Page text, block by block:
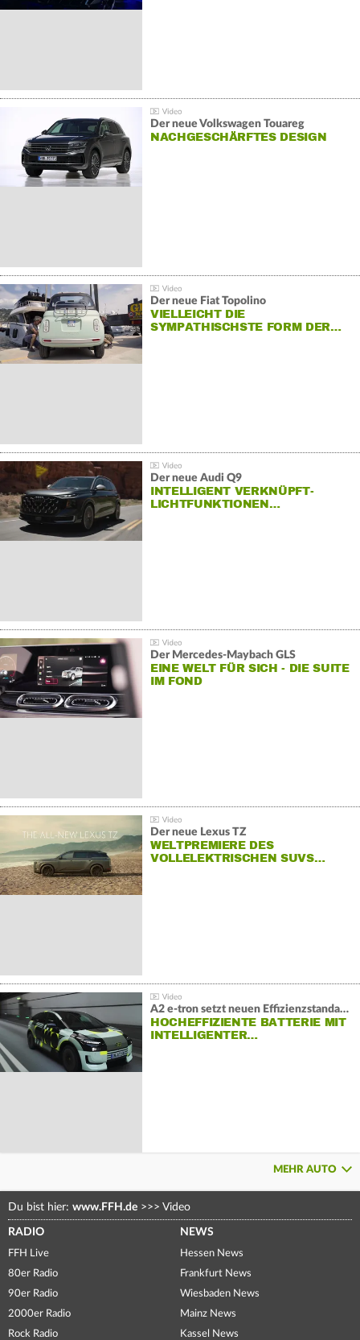
Der neue Volkswagen Touareg
NACHGESCHÄRFTES DESIGN
Der neue Fiat Topolino
VIELLEICHT DIE
SYMPATHISCHSTE FORM DER…
Der neue Audi Q9
INTELLIGENT VERKNÜPFT-
LICHTFUNKTIONEN…
Der Mercedes‑Maybach GLS
EINE WELT FÜR SICH - DIE SUITE
IM FOND
Der neue Lexus TZ
WELTPREMIERE DES
VOLLELEKTRISCHEN SUVS…
A2 e-tron setzt neuen Effizienzstandard bei Audi
HOCHEFFIZIENTE BATTERIE MIT
INTELLIGENTER…
MEHR AUTO
Du bist hier: www.FFH.de >>> Video
RADIO
FFH Live
80er Radio
90er Radio
2000er Radio
Rock Radio
NEWS
Hessen News
Frankfurt News
Wiesbaden News
Mainz News
Kassel News